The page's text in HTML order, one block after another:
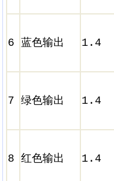
6 蓝色输出 1.4
7 绿色输出 1.4
8 红色输出 1.4